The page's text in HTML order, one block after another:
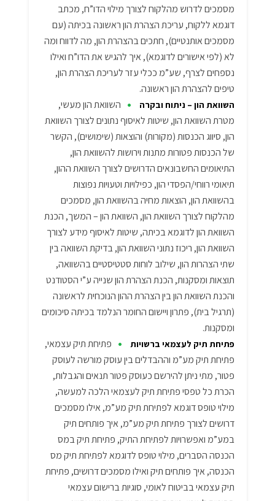
מסמכים לדרוש מהלקוח לצורך מילוי הדו”ח, מכתב
דוגמא ללקוח, עריכת הצהרת הון ראשונה בכיתה (עם
מסמכים אותנטיים), חתכים בהצהרת הון, מה לדווח ומה
לא (לפי אישורים לדוגמא), איך להגיש את הדו”ח ואילו
נספחים לצרף, שע”מ ככלי עזר לעריכת הצהרת הון,
טיפים להצהרת הון ראשונה.
השוואת הון – ניתוח ובקרה • השוואת הון מעשי,
מטרת השוואת הון, שיטות לאיסוף נתונים לצורך השוואת
הון, סיווג הכנסות (מקורות) והוצאות (שימושים), הקשר
של הכנסות פטורות מתנות וירושות להשוואת הון,
התיאומים החשבונאים הדרושים לצורך השוואת ההון,
תיאומי רווחי/הפסדי הון, כפילויות וטעויות נפוצות
בהשוואת הון, הוצאות מחיה בהשוואת הון, מסמכים
מהלקוח לצורך השוואת הון, השוואת הון – המשך, הכנת
השוואת הון לדוגמא בכיתה, שיטות לאיסוף מידע לצורך
השוואת הון, ריכוז נתוני השוואת הון, בדיקת השוואה בין
שתי הצהרות הון, שילוב לוחות סטטיסטיים בהשוואה,
תוצאות ומסקנות, הכנת הצהרת הון שנייה ע”י הסטודנט
והכנת השוואת הון בין הצהרת ההון הנוכחית לראשונה
(תרגיל בית), פתרון ויישום החומר הנלמד בכיתה סיכומים
ומסקנות.
פתיחת תיק לעצמאי ברשויות • פתיחת תיק עצמאי,
פתיחת תיק מע”מ וההבדלים בין עוסק מורשה לעוסק
פטור, מתי ניתן להירשם כעוסק פטור תנאים והגבלות,
הכרת כל טפסי פתיחת תיק לעצמאי הלכה למעשה,
מילוי טופס דוגמא לפתיחת תיק מע”מ, אילו מסמכים
דרושים לצורך פתיחת תיק מע”מ, איך פותחים תיק
במע”מ ואפשרויות לפתיחת התיק, פתיחת תיק במס
הכנסה הסברים, מילוי טופס לדוגמא לפתיחת תיק מס
הכנסה, איך פותחים תיק ואילו מסמכים דרושים, פתיחת
תיק עצמאי בביטוח לאומי, סוגיות ברישום עצמאי